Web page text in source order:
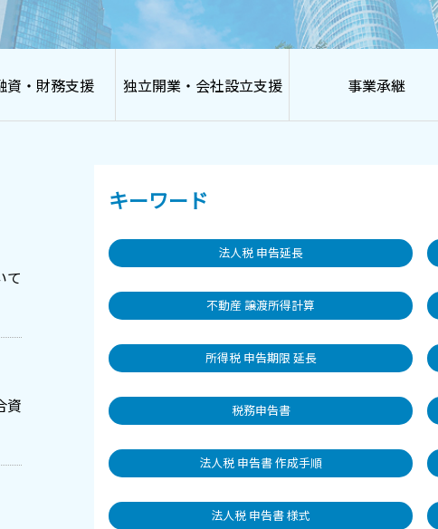
資・財務支援 独立開業・会社設立支援 事業承継
て
資
キーワード
法人税 申告延長
不動産 譲渡所得計算
所得税 申告期限 延長
税務申告書
法人税 申告書 作成手順
法人税 申告書 様式